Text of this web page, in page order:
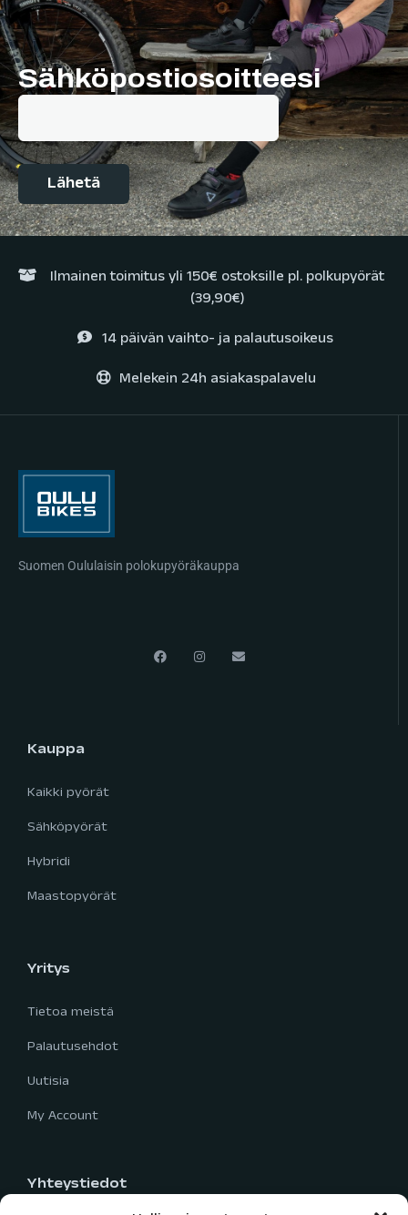
Sähköpostiosoitteesi
Ilmainen toimitus yli 150€ ostoksille pl. polkupyörät
(39,90€)
14 päivän vaihto- ja palautusoikeus
Melekein 24h asiakaspalavelu
Suomen Oululaisin polokupyöräkauppa
Kauppa
Kaikki pyörät
Sähköpyörät
Hybridi
Maastopyörät
Yritys
Tietoa meistä
Palautusehdot
Uutisia
My Account
Yhteystiedot